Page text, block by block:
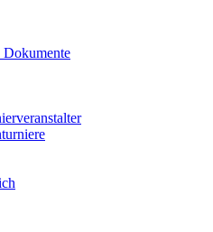
Dokumente